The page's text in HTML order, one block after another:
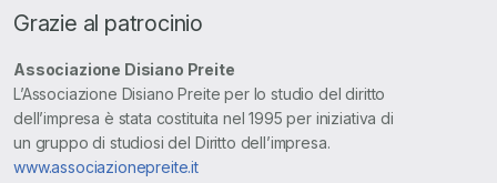
Grazie al patrocinio
Associazione Disiano Preite
L’Associazione Disiano Preite per lo studio del diritto
dell’impresa è stata costituita nel 1995 per iniziativa di
un gruppo di studiosi del Diritto dell’impresa.
www.associazionepreite.it